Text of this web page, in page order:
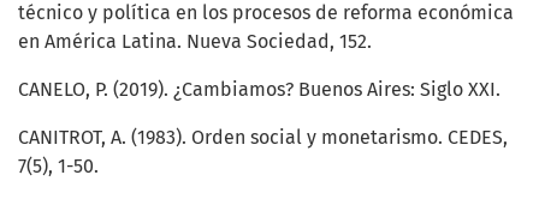
técnico y política en los procesos de reforma económica
en América Latina. Nueva Sociedad, 152.
CANELO, P. (2019). ¿Cambiamos? Buenos Aires: Siglo XXI.
CANITROT, A. (1983). Orden social y monetarismo. CEDES,
7(5), 1-50.